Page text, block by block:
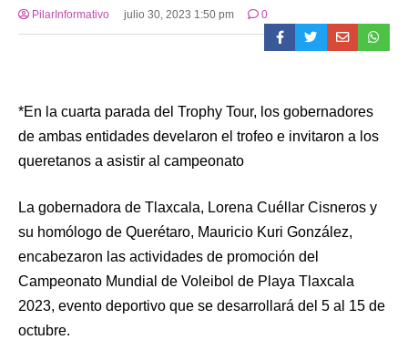
PilarInformativo julio 30, 2023 1:50 pm 0
*En la cuarta parada del Trophy Tour, los gobernadores
de ambas entidades develaron el trofeo e invitaron a los
queretanos a asistir al campeonato
La gobernadora de Tlaxcala, Lorena Cuéllar Cisneros y
su homólogo de Querétaro, Mauricio Kuri González,
encabezaron las actividades de promoción del
Campeonato Mundial de Voleibol de Playa Tlaxcala
2023, evento deportivo que se desarrollará del 5 al 15 de
octubre.